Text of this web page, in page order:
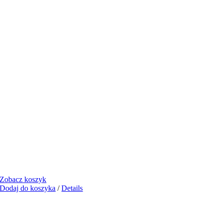
Zobacz koszyk
Dodaj do koszyka / Details